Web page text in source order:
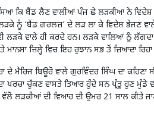
ਕਿ ਬੈਂਡ ਲੈਣ ਵਾਲੀਆਂ ਪੰਜ ਛੇ ਲੜਕੀਆਂ ਨੇ ਵਿਦੇਸ਼
ਨੂੰ ‘ਬੈਂਡ ਗਰਲਜ਼’ ਦੇ ਲੜ ਲਾ ਕੇ ਵਿਦੇਸ਼ ਭੇਜਣ
ਲੜਕੇ ਵਾਲੇ ਹੀ ਕਰਦੇ ਹਨ। ਲੜਕੇ ਵਾਲਿਆਂ ਨੂੰ
ਮਾਨਸਾ ਜ਼ਿਲ੍ਹੇ ਵਿਚ ਇਹ ਰੁਝਾਨ ਸਭ ਤੋਂ ਜ਼ਿਆਦਾ ਰਿਹਾ
ਦੇ ਮੈਰਿਜ ਬਿਊਰੋ ਵਾਲੇ ਗੁਰਵਿੰਦਰ ਸਿੰਘ ਦਾ
ਖਰਚਾ ਚੁੱਕਣ ਵਾਸਤੇ ਤਿਆਰ ਹੁੰਦੇ ਸਨ ਪ੍ਰੰਤੂ ਹੁਣ
ਵੱਲੋਂ ਲੜਕੀਆਂ ਦੀ ਵਿਆਹ ਦੀ ਉਮਰ 21 ਸਾਲ ਕੀਤੇ